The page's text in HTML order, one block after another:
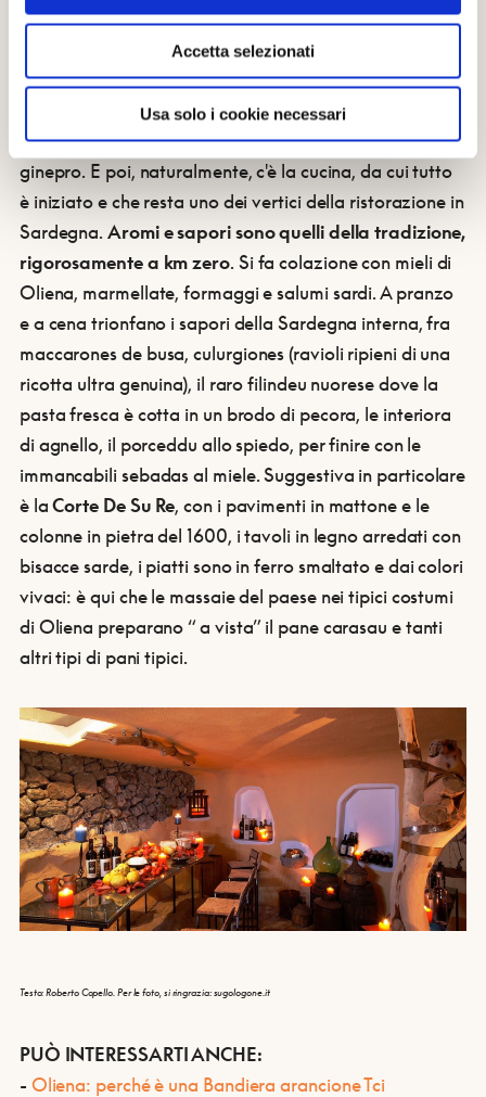
Accetta selezionati
Usa solo i cookie necessari
Novecento, con pezzi autentici. Anche lavineria per le
, dove ci si accomoda su sedie in sughero
ad assaggiareoli, vini e formaggi, è realizzata e
decorata con materiali del passato, dagli utensili da
cantina al cotto del pavimento, fino alle travi in
ginepro. E poi, naturalmente, c'è la cucina, da cui tutto
è iniziato e che resta uno dei vertici della ristorazione in
Sardegna.Aromi e sapori sono quelli della tradizione,
rigorosamente a km zero. Si fa colazione con mieli di
Oliena, marmellate, formaggi e salumi sardi. A pranzo
e a cena trionfano i sapori della Sardegna interna, fra
maccarones de busa, culurgiones (ravioli ripieni di una
ricotta ultra genuina), il raro filindeu nuorese dove la
pasta fresca è cotta in un brodo di pecora, le interiora
di agnello, il porceddu allo spiedo, per finire con le
immancabili sebadas al miele. Suggestiva in particolare
è laCorte De Su Re, con i pavimenti in mattone e le
colonne in pietra del 1600, i tavoli in legno arredati con
bisacce sarde, i piatti sono in ferro smaltato e dai colori
vivaci: è qui che le massaie del paese nei tipici costumi
di Oliena preparano “ a vista” il pane carasau e tanti
altri tipi di pani tipici.
Testo: Roberto Copello. Per le foto, si ringrazia: sugologone.it
PUÒ INTERESSARTI ANCHE:
- Oliena: perché è una Bandiera arancione Tci